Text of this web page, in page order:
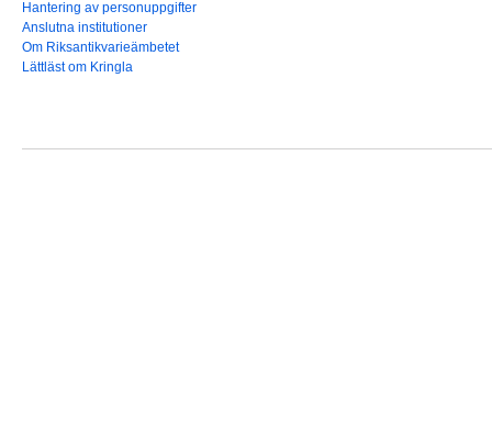
Hantering av personuppgifter
Anslutna institutioner
Om Riksantikvarieämbetet
Lättläst om Kringla